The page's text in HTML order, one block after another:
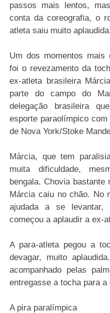
passos mais lentos,
conta da coreografia, o
atleta saiu muito
Um dos momentos mais
foi o revezamento da
ex-atleta brasileira
parte do campo do
delegação brasileira
esporte paraolímpico
de Nova York/Stoke
Márcia, que tem
muita dificuldade,
bengala. Chovia
Márcia caiu no chão. No
ajudada a se
começou a aplaudir a ex-
A para-atleta pegou a
devagar, muito
acompanhado pelas
entregasse a tocha para
A pira paralímpica